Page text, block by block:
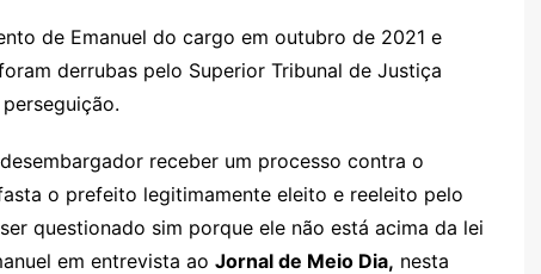
sr
o
o
m
de Emanuel do cargo em outubro de 2021 e
derrubas pelo Superior Tribunal de Justiça
receber um processo contra o
o prefeito legitimamente eleito e reeleito pelo
questionado sim porque ele não está acima da lei
em entrevista ao Jornal de Meio Dia, nesta